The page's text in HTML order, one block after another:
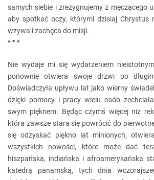
samych siebie i zrezygnujemy z męczącego
aby spotkać oczy, którymi dzisiaj Chrystus
wzywa i zachęca do misji.
* * *
Nie wydaje mi się wydarzeniem
ponownie otwiera swoje drzwi po
Doświadczyła upływu lat jako wierny
dzięki pomocy i pracy wielu osób
swym pięknem. Będąc czymś więcej niż
która zawsze stara się powrócić do
się odzyskać piękno lat minionych,
wszystkich nowości, które może dać
hiszpańska, indiańska i afroamerykańska
katedrą panamską, tych dnia